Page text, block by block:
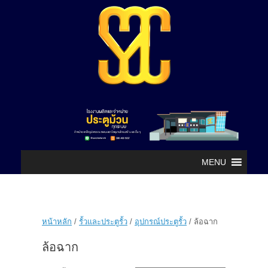
MENU
หน้าหลัก / รั้วและประตูรั้ว / อุปกรณ์ประตูรั้ว / ล้อฉาก
ล้อฉาก